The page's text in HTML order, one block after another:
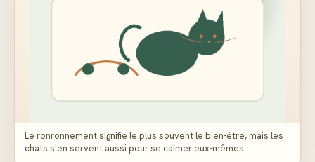
Le ronronnement signifie le plus souvent le bien-être, mais les
chats s'en servent aussi pour se calmer eux-mêmes.